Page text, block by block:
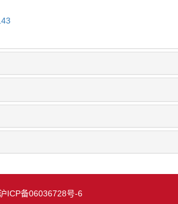
ICP备06036728号-6